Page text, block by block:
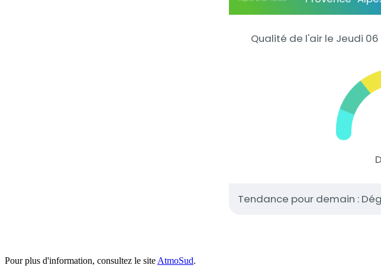
Pour plus d'information, consultez le site AtmoSud.